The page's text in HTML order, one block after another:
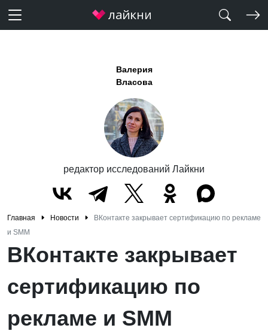
Валерия
Власова
редактор исследований Лайкни
Главная Новости
ВКонтакте закрывает сертификацию по рекламе
и SMM
ВКонтакте закрывает
сертификацию по
рекламе и SMM